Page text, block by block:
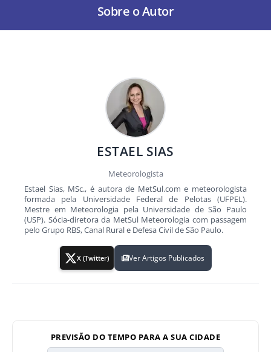
Sobre o Autor
ESTAEL SIAS
Meteorologista
Estael Sias, MSc., é autora de MetSul.com e meteorologista
formada pela Universidade Federal de Pelotas (UFPEL).
Mestre em Meteorologia pela Universidade de São Paulo
(USP). Sócia-diretora da MetSul Meteorologia com passagem
pelo Grupo RBS, Canal Rural e Defesa Civil de São Paulo.
X (Twitter) Ver Artigos Publicados
PREVISÃO DO TEMPO PARA A SUA CIDADE